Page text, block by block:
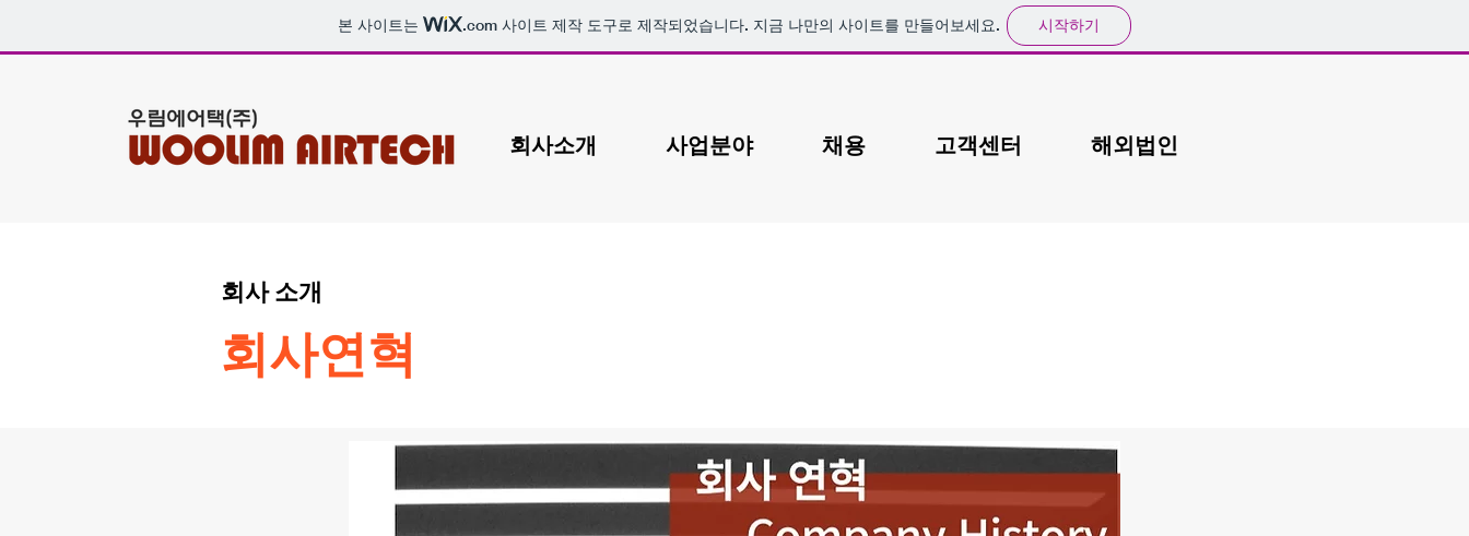
본 사이트는 .com 사이트 제작 도구로 제작되었습니다. 지금 나만의 사이트를 만들어보세요. 시작하기
회사소개 사업분야 채용 고객센터 해외법인
회사 소개
회사연혁